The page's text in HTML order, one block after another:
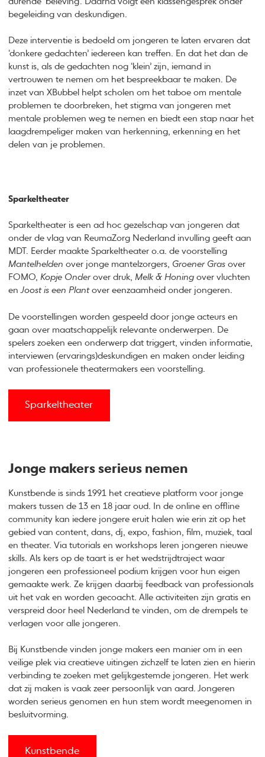
begeleiding van deskundigen.
Deze interventie is bedoeld om jongeren te laten ervaren dat
‘donkere gedachten’ iedereen kan treffen. En dat het dan de
kunst is, als de gedachten nog ‘klein’ zijn, iemand in
vertrouwen te nemen om het bespreekbaar te maken. De
inzet van XBubbel helpt scholen om het taboe om mentale
problemen te doorbreken, het stigma van jongeren met
mentale problemen weg te nemen en biedt een stap naar het
laagdrempeliger maken van herkenning, erkenning en het
delen van je problemen.
Sparkeltheater
Sparkeltheater is een ad hoc gezelschap van jongeren dat
onder de vlag van ReumaZorg Nederland invulling geeft aan
MDT. Eerder maakte Sparkeltheater o.a. de voorstelling
Mantelhelden over jonge mantelzorgers, Groener Grasover
FOMO,Kopje Onderover druk,Melk & Honing over vluchten
enJoost is een Plantover eenzaamheid onder jongeren.
De voorstellingen worden gespeeld door jonge acteurs en
gaan over maatschappelijk relevante onderwerpen. De
spelers zoeken een onderwerp dat triggert, vinden informatie,
interviewen (ervarings)deskundigen en maken onder leiding
van professionele theatermakers een voorstelling.
Sparkeltheater
Jonge makers serieus nemen
Kunstbende is sinds 1991 het creatieve platform voor jonge
makers tussen de 13 en 18 jaar oud. In de online en offline
community kan iedere jongere eruit halen wie erin zit op het
gebied van content, dans, dj, expo, fashion, film, muziek, taal
en theater. Via tutorials en workshops leren jongeren nieuwe
skills. Als kers op de taart is er het wedstrijdtraject waar
jongeren een professioneel podium krijgen voor hun eigen
gemaakte werk. Ze krijgen daarbij feedback van professionals
uit het vak en worden gecoacht. Alle activiteiten zijn gratis en
verspreid door heel Nederland te vinden, om de drempels te
verlagen voor alle jongeren.
Bij Kunstbende vinden jonge makers een manier om in een
veilige plek via creatieve uitingen zichzelf te laten zien en hierin
verbinding te zoeken met gelijkgestemde jongeren. Het werk
dat zij maken is vaak zeer persoonlijk van aard. Jongeren
worden serieus genomen en hun stem wordt meegenomen in
besluitvorming.
Kunstbende